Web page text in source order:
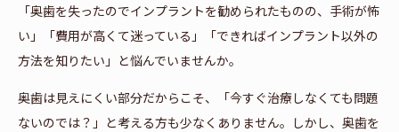
「奥歯を失ったのでインプラントを勧められたものの、手術が怖
い」「費用が高くて迷っている」「できればインプラント以外の
方法を知りたい」と悩んでいませんか。
奥歯は見えにくい部分だからこそ、「今すぐ治療しなくても問題
ないのでは？」と考える方も少なくありません。しかし、奥歯を